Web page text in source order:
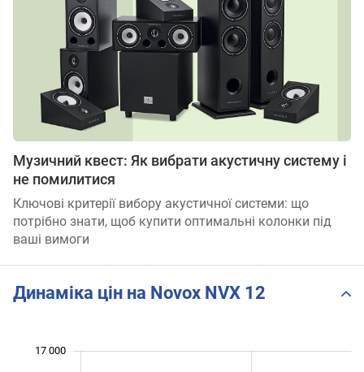
Музичний квест: Як вибрати акустичну систему і
не помилитися
Ключові критерії вибору акустичної системи: що
потрібно знати, щоб купити оптимальні колонки під
ваші вимоги
Динаміка цін на Novox NVX 12
17 000